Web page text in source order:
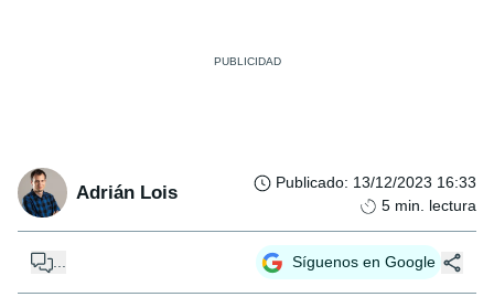
Adrián Lois Publicado: 13/12/2023 16:33
5 min. lectura
... Síguenos en Google